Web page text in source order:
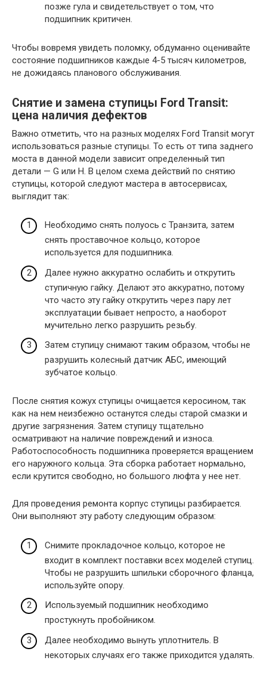
позже гула и свидетельствует о том, что
подшипник критичен.
Чтобы вовремя увидеть поломку, обдуманно оценивайте
состояние подшипников каждые 4-5 тысяч километров,
не дожидаясь планового обслуживания.
Снятие и замена ступицы Ford Transit:
цена наличия дефектов
Важно отметить, что на разных моделях Ford Transit могут
использоваться разные ступицы. То есть от типа заднего
моста в данной модели зависит определенный тип
детали — G или H. В целом схема действий по снятию
ступицы, которой следуют мастера в автосервисах,
выглядит так:
Необходимо снять полуось с Транзита, затем
снять проставочное кольцо, которое
используется для подшипника.
Далее нужно аккуратно ослабить и открутить
ступичную гайку. Делают это аккуратно, потому
что часто эту гайку открутить через пару лет
эксплуатации бывает непросто, а наоборот
мучительно легко разрушить резьбу.
Затем ступицу снимают таким образом, чтобы не
разрушить колесный датчик АБС, имеющий
зубчатое кольцо.
После снятия кожух ступицы очищается керосином, так
как на нем неизбежно останутся следы старой смазки и
другие загрязнения. Затем ступицу тщательно
осматривают на наличие повреждений и износа.
Работоспособность подшипника проверяется вращением
его наружного кольца. Эта сборка работает нормально,
если крутится свободно, но большого люфта у нее нет.
Для проведения ремонта корпус ступицы разбирается.
Они выполняют эту работу следующим образом:
Снимите прокладочное кольцо, которое не
входит в комплект поставки всех моделей ступиц.
Чтобы не разрушить шпильки сборочного фланца,
используйте опору.
Используемый подшипник необходимо
простукнуть пробойником.
Далее необходимо вынуть уплотнитель. В
некоторых случаях его также приходится удалять.